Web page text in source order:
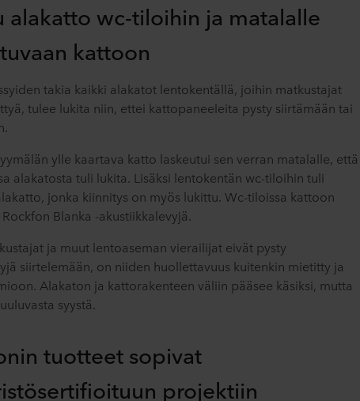
alakatto wc-tiloihin ja matalalle
kattoon
takia kaikki alakatot lentokentällä, joihin matkustajat
tulee lukita niin, ettei kattopaneeleita pysty siirtämään tai
ylle kaartava katto laskeutui sen verran matalalle, että
alakatosta tuli lukita. Lisäksi lentokentän wc-tiloihin tuli
jonka kiinnitys on myös lukittu. Wc-tiloissa kattoon
Blanka -akustiikkalevyjä.
ja muut lentoaseman vierailijat eivät pysty
siirtelemään, on niiden huollettavuus kuitenkin mietitty ja
Alakaton ja kattorakenteen väliin pääsee käsiksi, mutta
syystä.
tuotteet sopivat
projektiin